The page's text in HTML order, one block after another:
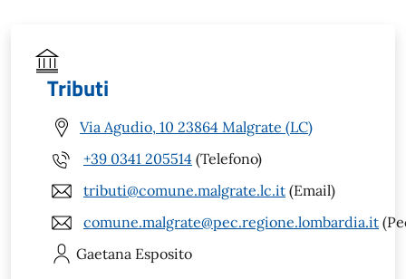
Tributi
Via Agudio, 10 23864 Malgrate (LC)
+39 0341 205514 (Telefono)
tributi@comune.malgrate.lc.it (Email)
comune.malgrate@pec.regione.lombardia.it
Gaetana Esposito